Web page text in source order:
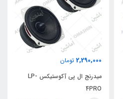
2,290,000 تومان
میدرنج ال پی آکوستیکس LP-
4PRO